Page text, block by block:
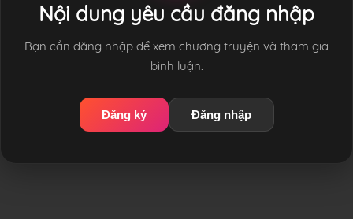
Nội dung yêu cầu đăng nhập
Bạn cần đăng nhập để xem chương truyện và tham gia
bình luận.
Đăng ký Đăng nhập